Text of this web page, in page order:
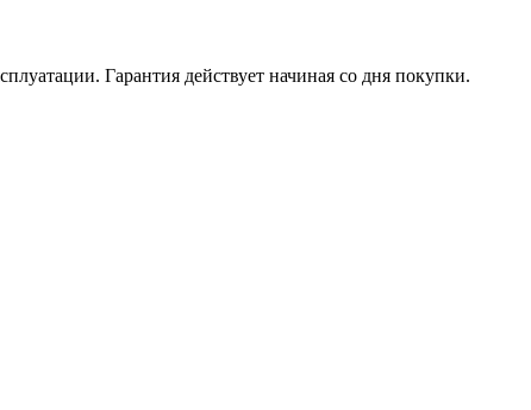
Гарантия действует начиная со дня покупки.